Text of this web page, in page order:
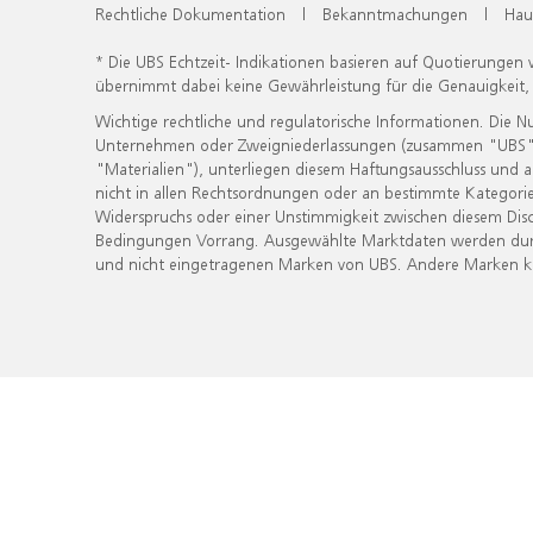
Rechtliche Dokumentation | Bekanntmachungen |
* Die UBS Echtzeit- Indikationen basieren auf
übernimmt dabei keine Gewährleistung für die
Wichtige rechtliche und regulatorische Informationen. Die
Unternehmen oder Zweigniederlassungen (zusammen
"Materialien"), unterliegen diesem Haftungsausschluss
nicht in allen Rechtsordnungen oder an bestimmte
Widerspruchs oder einer Unstimmigkeit zwischen diesem
Bedingungen Vorrang. Ausgewählte Marktdaten werden
und nicht eingetragenen Marken von UBS. Andere Marken